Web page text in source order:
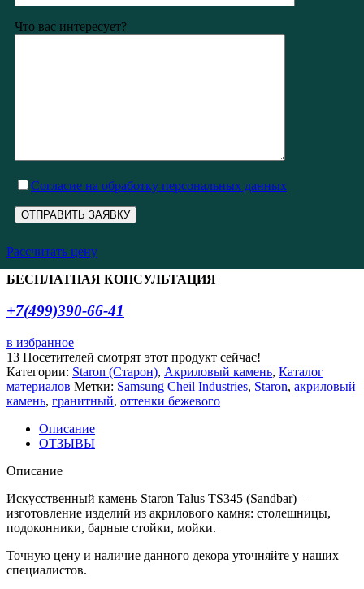
Что вас интересует?
Cогласие на обработку персональных данных
Рассчитать цену
БЕСПЛАТНАЯ КОНСУЛЬТАЦИЯ
+7(499)390-66-41
в избранное
13 Посетителей смотрят этот продукт сейчас!
Категории: Staron (Старон), Акриловый камень, Каталог
материалов Метки: Samsung Cheil Industries, Staron, акриловый
камень, гранитный, оттенки бежевого
Описание
ОТЗЫВЫ
Описание
Искусственный камень Staron Talus TS345 (Sandbar) –
изготовление изделий из акрилового камня: столешницы,
подоконники, барные стойки, мойки.
Точную цену и наличие данного декора уточняйте у наших
специалистов.